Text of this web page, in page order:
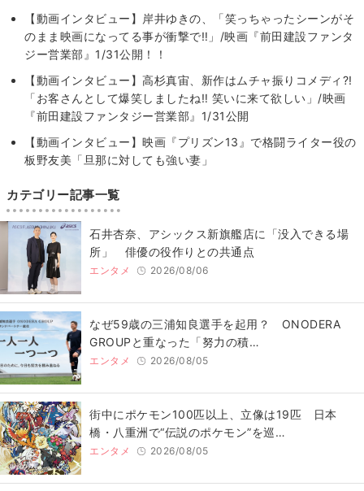
【動画インタビュー】岸井ゆきの、「笑っちゃったシーンがそ
のまま映画になってる事が衝撃で‼」/映画『前田建設ファンタ
ジー営業部』1/31公開！！
【動画インタビュー】高杉真宙、新作はムチャ振りコメディ?!
「お客さんとして爆笑しましたね‼ 笑いに来て欲しい」/映画
『前田建設ファンタジー営業部』1/31公開
【動画インタビュー】映画『プリズン13』で格闘ライター役の
板野友美「旦那に対しても強い妻」
カテゴリー記事一覧
石井杏奈、アシックス新旗艦店に「没入できる場
所」 俳優の役作りとの共通点
エンタメ 2026/08/06
なぜ59歳の三浦知良選手を起用？ ONODERA
GROUPと重なった「努力の積…
エンタメ 2026/08/05
街中にポケモン100匹以上、立像は19匹 日本
橋・八重洲で“伝説のポケモン”を巡…
エンタメ 2026/08/05